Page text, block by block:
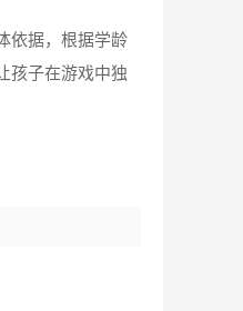
依据，根据学龄
孩子在游戏中独